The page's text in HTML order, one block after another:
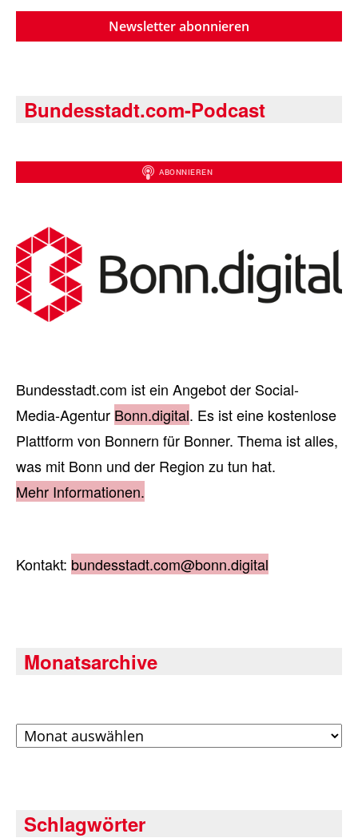
Newsletter abonnieren
Bundesstadt.com-Podcast
Bundesstadt.com ist ein Angebot der Social-
Media-Agentur Bonn.digital. Es ist eine kostenlose
Plattform von Bonnern für Bonner. Thema ist alles,
was mit Bonn und der Region zu tun hat.
Mehr Informationen.
Kontakt: bundesstadt.com@bonn.digital
Monatsarchive
Archiv
Schlagwörter